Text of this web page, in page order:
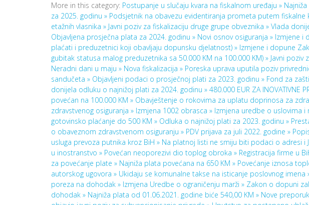
More in this category: Postupanje u slučaju kvara na fiskalnom uređaju »
za 2025. godinu » Podsjetnik na obavezu evidentiranja prometa putem fiskalne
etažnih vlasnika » Javni poziv za fiskalizaciju druge grupe obveznika » Vlada
Objavljena prosječna plata za 2024. godinu » Novi osnov osiguranja » Izmjene i
plaćati i preduzetnici koji obavljaju dopunsku djelatnost) » Izmjene i dopune
gubitak statusa malog preduzetnika sa 50.000 KM na 100.000 KM) » Javni poziv
Neradni dani u maju » Nova fiskalizacija » Poreska uprava uputila poziv
sandučeta » Objavljeni podaci o prosječnoj plati za 2023. godinu » Fond za
donijela odluku o najnižoj plati za 2024. godinu » 480.000 EUR ZA INOVATIVNE
povećan na 100.000 KM » Obavještenje o rokovima za uplatu doprinosa za
zdravstvenog osiguranja » Izmjena 1002 obrasca » Izmjena uredbe o uslovima
gotovinsko plaćanje do 500 KM » Odluka o najnižoj plati za 2023. godinu »
o obaveznom zdravstvenom osiguranju » PDV prijava za juli 2022. godine »
usluga prevoza putnika kroz BiH » Na platnoj listi ne smiju biti podaci o adresi i
u inostranstvo » Povećan neoporezivi dio toplog obroka » Registracija firme u
za povećanje plate » Najniža plata povećana na 650 KM » Povećanje iznosa
autorskog ugovora » Ukidaju se komunalne takse na isticanje poslovnog imena
poreza na dohodak » Izmjena Uredbe o ograničenju marži » Zakon o dopuni
dohodak » Najniža plata od 01.06.2021. godine biće 540,00 KM » Nove